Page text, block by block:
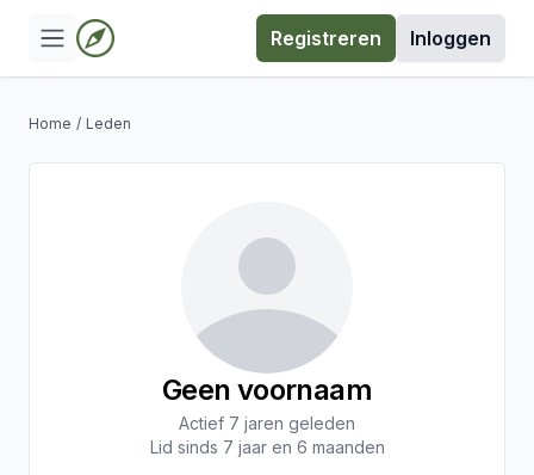
Registreren Inloggen
Home / Leden
Geen voornaam
Actief 7 jaren geleden
Lid sinds 7 jaar en 6 maanden